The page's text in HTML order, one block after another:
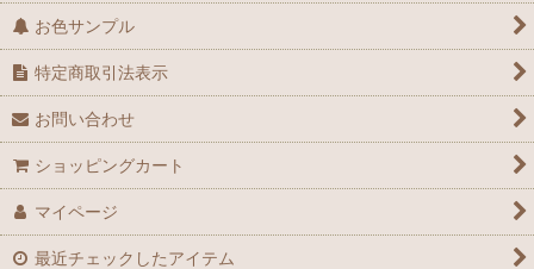
お色サンプル
特定商取引法表示
お問い合わせ
ショッピングカート
マイページ
最近チェックしたアイテム